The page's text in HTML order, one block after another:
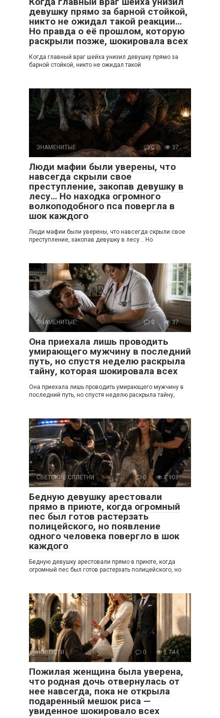
девушку прямо за барной стойкой,
никто не ожидал такой реакции…
Но правда о её прошлом, которую
раскрыли позже, шокировала всех
Когда главный враг шейха унизил девушку прямо за
барной стойкой, никто не ожидал такой
ЗНАМЕНИТЫЕ 0 37
Люди мафии были уверены, что
навсегда скрыли свое
преступление, закопав девушку в
лесу… Но находка огромного
волкоподобного пса повергла в
шок каждого
Люди мафии были уверены, что навсегда скрыли свое
преступление, закопав девушку в лесу… Но
ЗНАМЕНИТЫЕ 0 37
Она приехала лишь проводить
умирающего мужчину в последний
путь, но спустя неделю раскрыла
тайну, которая шокировала всех
Она приехала лишь проводить умирающего мужчину в
последний путь, но спустя неделю раскрыла тайну,
СВЕТСКИЕ СПЛЕТНИ 0 1 908
Бедную девушку арестовали
прямо в приюте, когда огромный
пес был готов растерзать
полицейского, но появление
одного человека повергло в шок
каждого
Бедную девушку арестовали прямо в приюте, когда
огромный пес был готов растерзать полицейского, но
НОВОСТИ 0 1 744
Пожилая женщина была уверена,
что родная дочь отвернулась от
нее навсегда, пока не открыла
подаренный мешок риса —
увиденное шокировало всех